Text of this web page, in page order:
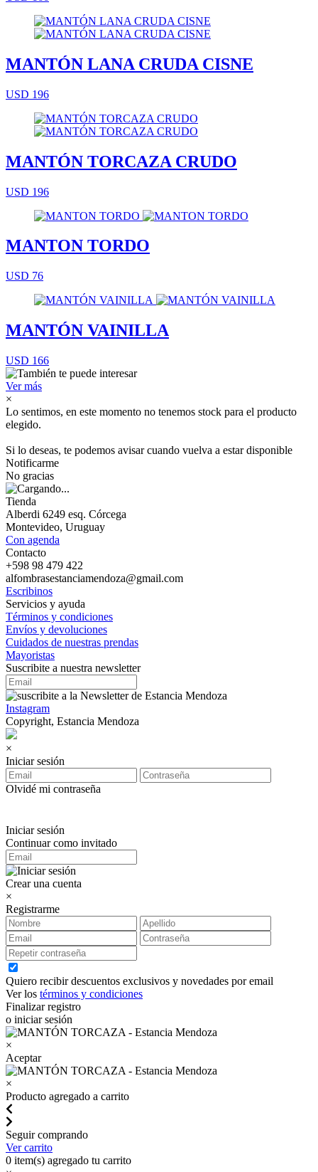
MANTÓN LANA CRUDA CISNE
USD 196
MANTÓN TORCAZA CRUDO
USD 196
MANTON TORDO
USD 76
MANTÓN VAINILLA
USD 166
Ver más
×
Lo sentimos, en este momento no tenemos stock para el producto
elegido.
Si lo deseas, te podemos avisar cuando vuelva a estar disponible
Notificarme
No gracias
Tienda
Alberdi 6249 esq. Córcega
Montevideo, Uruguay
Con agenda
Contacto
+598 98 479 422
alfombrasestanciamendoza@gmail.com
Escribinos
Servicios y ayuda
Términos y condiciones
Envíos y devoluciones
Cuidados de nuestras prendas
Mayoristas
Suscribite a nuestra newsletter
Instagram
Copyright, Estancia Mendoza
×
Iniciar sesión
Olvidé mi contraseña
Iniciar sesión
Continuar como invitado
Crear una cuenta
×
Registrarme
Quiero recibir descuentos exclusivos y novedades por email
Ver los términos y condiciones
Finalizar registro
o iniciar sesión
×
Aceptar
×
Producto agregado a carrito
Seguir comprando
Ver carrito
0 item(s) agregado tu carrito